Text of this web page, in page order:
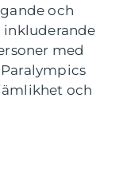
och
inkluderande
med
och